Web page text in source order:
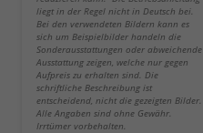
liegt in der Regel nicht in Deutsch bei.
Bei den verwendeten Bildern kann es
sich um Beispielbilder handeln die
Sonderausstattungen oder abweichende
Ausstattung zeigen, welche nur gegen
Aufpreis zu erhalten sind. Die
schriftliche Beschreibung ist
entscheidend, nicht die gezeigten Bilder.
Alle Angaben sind ohne Gewähr.
Irrtümer vorbehalten.